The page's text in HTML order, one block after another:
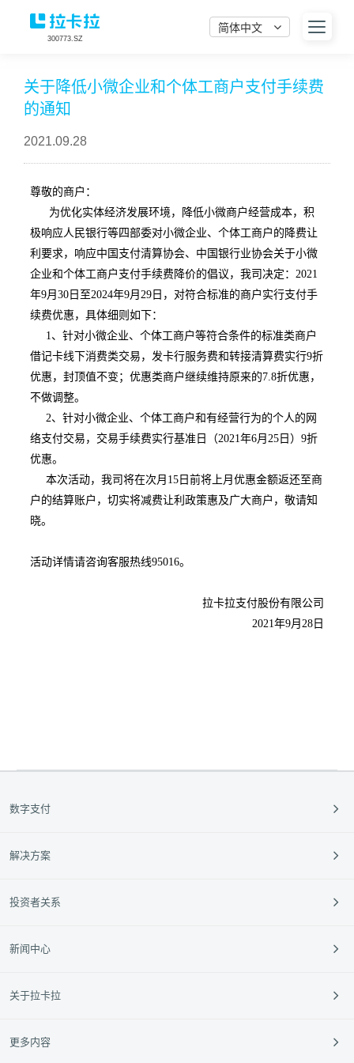
简体中文
300773.SZ
关于降低小微企业和个体工商户支付手续费
的通知
2021.09.28
尊敬的商户：
为优化实体经济发展环境，降低小微商户经营成本，积
极响应人民银行等四部委对小微企业、个体工商户的降费让
利要求，响应中国支付清算协会、中国银行业协会关于小微
企业和个体工商户支付手续费降价的倡议，我司决定：2021
年9月30日至2024年9月29日，对符合标准的商户实行支付手
续费优惠，具体细则如下：
1、针对小微企业、个体工商户等符合条件的标准类商户
借记卡线下消费类交易，发卡行服务费和转接清算费实行9折
优惠，封顶值不变；优惠类商户继续维持原来的7.8折优惠，
不做调整。
2、针对小微企业、个体工商户和有经营行为的个人的网
络支付交易，交易手续费实行基准日（2021年6月25日）9折
优惠。
本次活动，我司将在次月15日前将上月优惠金额返还至商
户的结算账户，切实将减费让利政策惠及广大商户，敬请知
晓。
活动详情请咨询客服热线95016。
拉卡拉支付股份有限公司
2021年9月28日
数字支付
外卡服务
解决方案
垂直行业
投资者关系
新闻动态
新闻中心
媒体资料库
关于拉卡拉
更多内容